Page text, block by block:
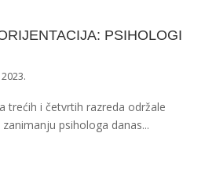
PSIHOLOGI
trećih i četvrtih razreda održale
psihologa danas...